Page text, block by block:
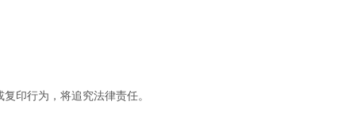
印行为，将追究法律责任。